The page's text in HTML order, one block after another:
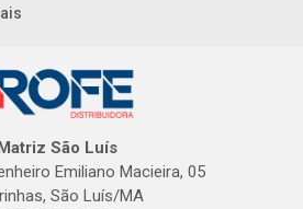
São Luís
Emiliano Macieira, 05
São Luís/MA